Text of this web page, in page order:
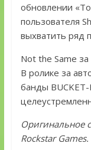
обновлении
пользователя
выхватить ряд
Not the Same за
В ролике за
банды
Оригинальное
Rockstar Games.